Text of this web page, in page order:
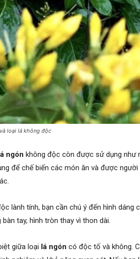
loại lá không độc
ngón không độc còn được sử dụng như
để chế biến các món ăn và được
lành tính, bạn cần chú ý đến hình dáng
tay, hình tròn thay vì thon dài.
giữa loại lá ngón có độc tố và không.